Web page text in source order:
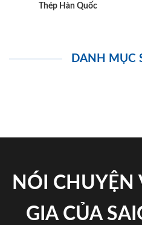
Thép Hàn Quốc
DANH MỤC
NÓI CHUYỆN
GIA CỦA